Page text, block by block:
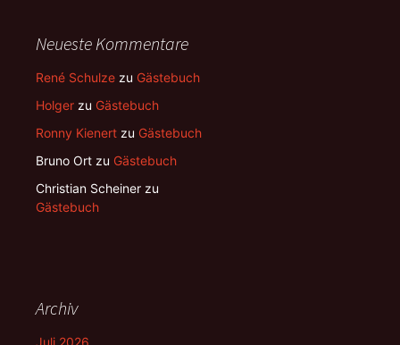
Neueste Kommentare
René Schulze zu Gästebuch
Holger zu Gästebuch
Ronny Kienert zu Gästebuch
Bruno Ort zu Gästebuch
Christian Scheiner zu
Gästebuch
Archiv
Juli 2026